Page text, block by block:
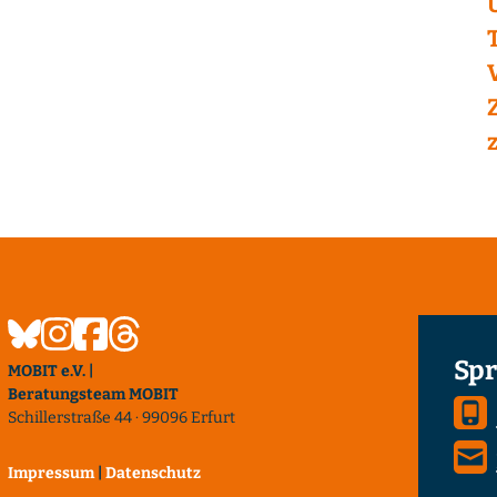
MOBIT e.V. |
Beratungsteam MOBIT
Schillerstraße 44 · 99096 Erfurt
Impressum Datenschutz